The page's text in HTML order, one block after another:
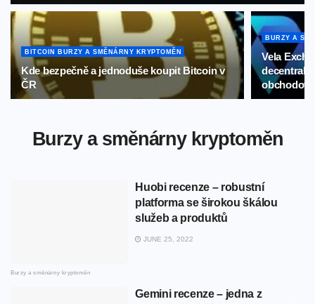
BITCOIN BURZY A SMĚNÁRNY KRYPTOMĚN
Kde bezpečně a jednoduše koupit Bitcoin v
ČR
BURZY A
Vela
Burzy a směnárny kryptoměn
Burzy a směnárny kryptoměn
Huobi recenze – robustní
platforma se širokou škálou
služeb a produktů
JUNE 25, 2022
Gemini recenze – jedna z